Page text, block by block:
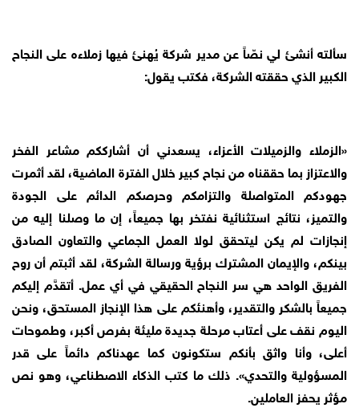
سألته أنشئ لي نصّاً عن مدير شركة يُهنئ فيها زملاءه على النجاح
الكبير الذي حققته الشركة، فكتب يقول:
«الزملاء والزميلات الأعزاء، يسعدني أن أشارككم مشاعر الفخر
والاعتزاز بما حققناه من نجاح كبير خلال الفترة الماضية، لقد أثمرت
جهودكم المتواصلة والتزامكم وحرصكم الدائم على الجودة
والتميز، نتائج استثنائية نفتخر بها جميعاً، إن ما وصلنا إليه من
إنجازات لم يكن ليتحقق لولا العمل الجماعي والتعاون الصادق
بينكم، والإيمان المشترك برؤية ورسالة الشركة، لقد أثبتم أن روح
الفريق الواحد هي سر النجاح الحقيقي في أي عمل. أتقدَّم إليكم
جميعاً بالشكر والتقدير، وأهنئكم على هذا الإنجاز المستحق، ونحن
اليوم نقف على أعتاب مرحلة جديدة مليئة بفرص أكبر، وطموحات
أعلى، وأنا واثق بأنكم ستكونون كما عهدناكم دائماً على قدر
المسؤولية والتحدي». ذلك ما كتب الذكاء الاصطناعي، وهو نص
مؤثر يحفز العاملين.